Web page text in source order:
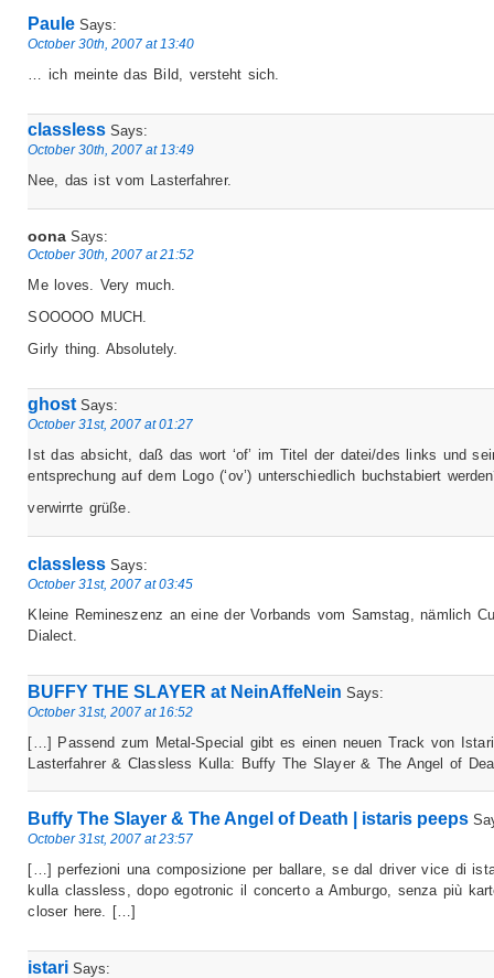
Paule Says:
October 30th, 2007 at 13:40
… ich meinte das Bild, versteht sich.
classless Says:
October 30th, 2007 at 13:49
Nee, das ist vom Lasterfahrer.
oona Says:
October 30th, 2007 at 21:52
Me loves. Very much.
SOOOOO MUCH.
Girly thing. Absolutely.
ghostSays:
October 31st, 2007 at 01:27
Ist das absicht, daß das wort ‘of’ im Titel der datei/des links und
entsprechung auf dem Logo (‘ov’) unterschiedlich buchstabiert
verwirrte grüße.
classless Says:
October 31st, 2007 at 03:45
Kleine Remineszenz an eine der Vorbands vom Samstag, nämlich
Dialect.
BUFFY THE SLAYER at NeinAffeNein Says:
October 31st, 2007 at 16:52
[…] Passend zum Metal-Special gibt es einen neuen Track von Istari
Lasterfahrer & Classless Kulla: Buffy The Slayer & The Angel of
Buffy The Slayer & The Angel of Death | istaris peeps
October 31st, 2007 at 23:57
[…] perfezioni una composizione per ballare, se dal driver vice di
kulla classless, dopo egotronic il concerto a Amburgo, senza più
closer here. […]
istari Says: